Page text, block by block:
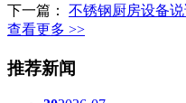
下一篇： 不锈钢厨房设备
查看更多 >>
推荐新闻